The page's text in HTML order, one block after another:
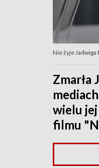
Nie żyje Jadwiga
Zmarła
wielu jej
filmu